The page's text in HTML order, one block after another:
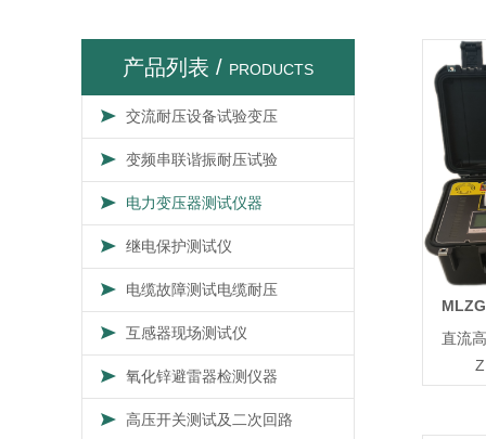
产品列表 / PRODUCTS
交流耐压设备试验变压
变频串联谐振耐压试验
电力变压器测试仪器
继电保护测试仪
电缆故障测试电缆耐压
互感器现场测试仪
氧化锌避雷器检测仪器
高压开关测试及二次回路
直流